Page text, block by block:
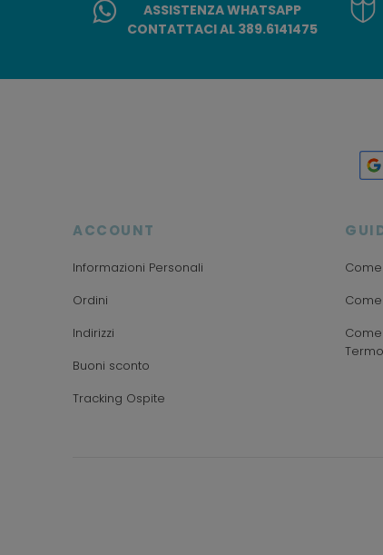
ASSISTENZA WHATSAPP
CONTATTACI AL 389.6141475
ACCOUNT
Informazioni Personali
Ordini
Indirizzi
Buoni sconto
Tracking Ospite